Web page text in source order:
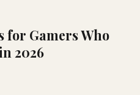
for Gamers Who
2026